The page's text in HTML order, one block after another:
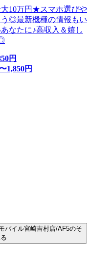
大10万円★スマホ選びや
◎最新機種の情報もい
なたに♪高収入＆嬉し
円
1,850円
バイル宮崎吉村店/AF5のそ